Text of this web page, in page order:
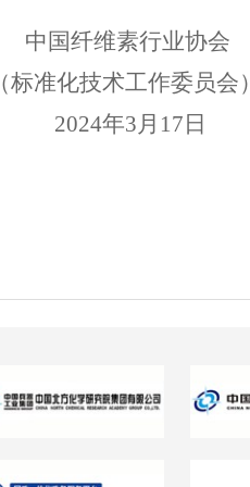
中国纤维素行业协会
（标准化技术工作委员会）
2024年3月17日